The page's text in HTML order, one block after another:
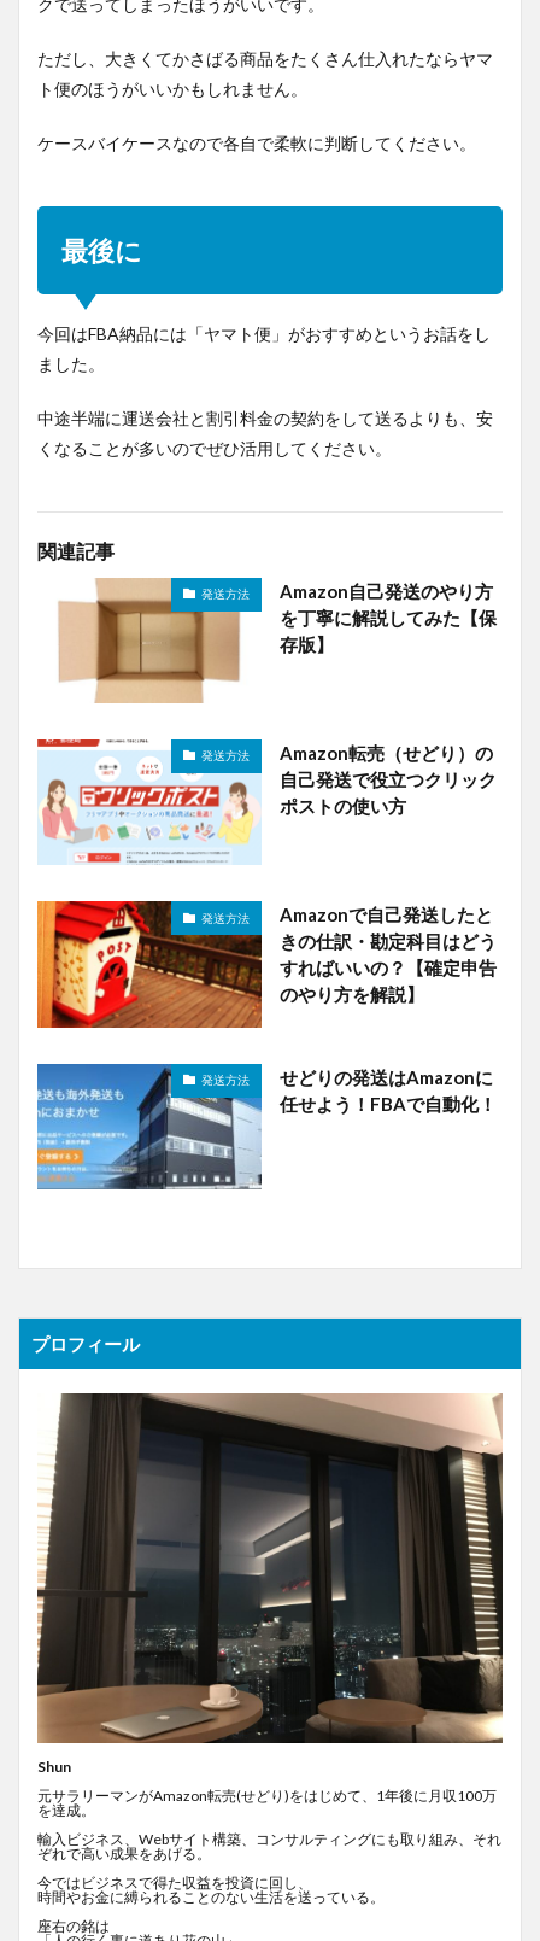
ただし、大きくてかさばる商品をたくさん仕入れたならヤマ
ト便のほうがいいかもしれません。
ケースバイケースなので各自で柔軟に判断してください。
最後に
今回はFBA納品には「ヤマト便」がおすすめというお話をし
ました。
中途半端に運送会社と割引料金の契約をして送るよりも、安
くなることが多いのでぜひ活用してください。
関連記事
発送方法
Amazon自己発送のやり方
を丁寧に解説してみた【保
存版】
発送方法
Amazon転売（せどり）の
自己発送で役立つクリック
ポストの使い方
発送方法
Amazonで自己発送したと
きの仕訳・勘定科目はどう
すればいいの？【確定申告
のやり方を解説】
発送方法
せどりの発送はAmazonに
任せよう！FBAで自動化！
プロフィール
Shun
元サラリーマンがAmazon転売(せどり)をはじめて、1年後に月収100万
を達成。
輸入ビジネス、Webサイト構築、コンサルティングにも取り組み、それ
ぞれで高い成果をあげる。
今ではビジネスで得た収益を投資に回し、
時間やお金に縛られることのない生活を送っている。
座右の銘は